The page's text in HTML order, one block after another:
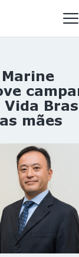
Vida
mães